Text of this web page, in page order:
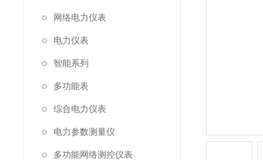
网络电力仪表
电力仪表
智能系列
多功能表
综合电力仪表
电力参数测量仪
多功能网络测控仪表